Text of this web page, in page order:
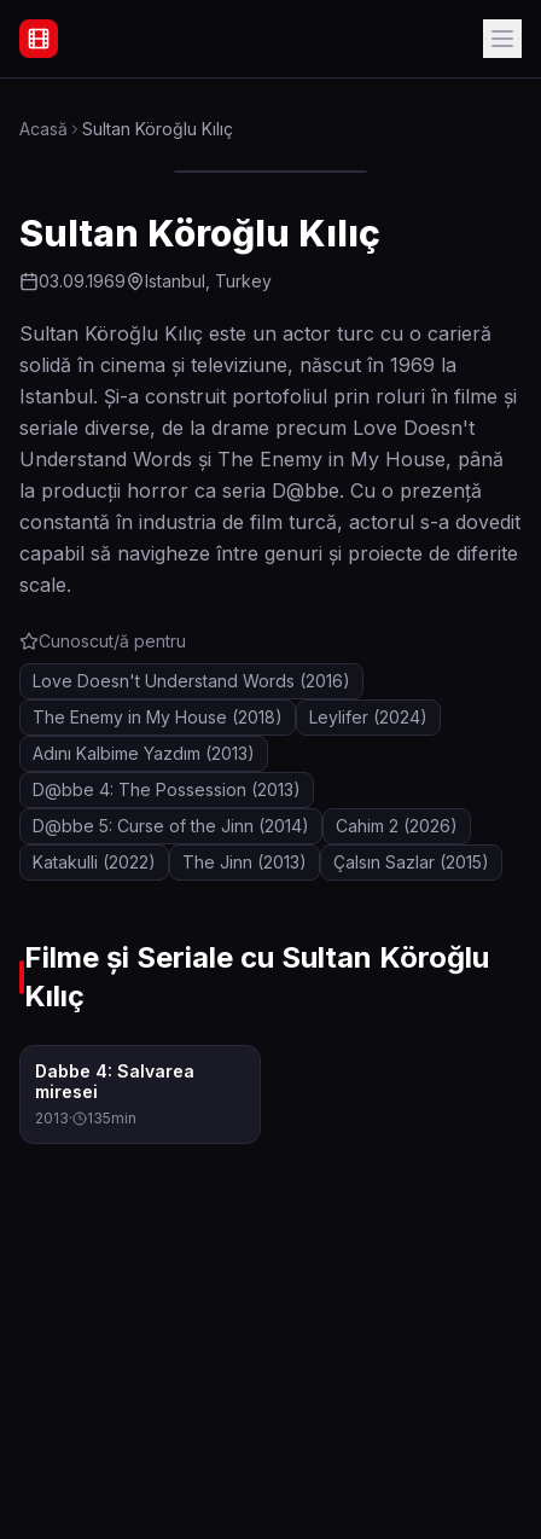
Filme Online Subtitrate - Acasă
Acasă Sultan Köroğlu Kılıç
Sultan Köroğlu Kılıç
03.09.1969 Istanbul, Turkey
Sultan Köroğlu Kılıç este un actor turc cu o carieră
solidă în cinema și televiziune, născut în 1969 la
Istanbul. Și-a construit portofoliul prin roluri în filme și
seriale diverse, de la drame precum Love Doesn't
Understand Words și The Enemy in My House, până
la producții horror ca seria D@bbe. Cu o prezență
constantă în industria de film turcă, actorul s-a dovedit
capabil să navigheze între genuri și proiecte de diferite
scale.
Cunoscut/ă pentru
Love Doesn't Understand Words (2016)
The Enemy in My House (2018) Leylifer (2024)
Adını Kalbime Yazdım (2013)
D@bbe 4: The Possession (2013)
D@bbe 5: Curse of the Jinn (2014) Cahim 2 (2026)
Katakulli (2022) The Jinn (2013) Çalsın Sazlar (2015)
Filme și Seriale cu Sultan Köroğlu
Kılıç
Dabbe 4: Salvarea
miresei
2013· 135min